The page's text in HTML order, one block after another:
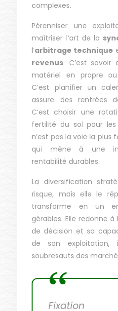
complexes.
Pérenniser une
maîtriser l’art de la
l’arbitrage technique
revenus. C’est savoir
matériel en propre
C’est planifier un
assure des rentrées
C’est choisir une
fertilité du sol pour
n’est pas la voie la plus
qui mène à une
rentabilité durables.
La diversification
risque, mais elle le
transforme en un
gérables. Elle redonne
de décision et sa
de son exploitation,
soubresauts des
Fixation